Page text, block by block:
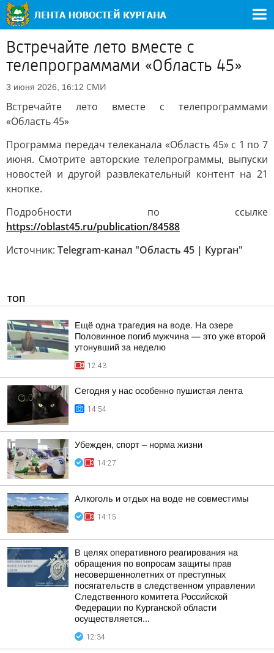
Встречайте лето вместе с
телепрограммами «Область 45»
3 июня 2026, 16:12 СМИ
Встречайте лето вместе с телепрограммами
«Область 45»
Программа передач телеканала «Область 45» с 1 по 7
июня. Смотрите авторские телепрограммы, выпуски
новостей и другой развлекательный контент на 21
кнопке.
Подробности по ссылке
https://oblast45.ru/publication/84588
Источник: Telegram-канал "Область 45 | Курган"
ТОП
Ещё одна трагедия на воде. На озере
Половинное погиб мужчина — это уже второй
утонувший за неделю
12:43
Сегодня у нас особенно пушистая лента
14:54
Убежден, спорт – норма жизни
14:27
Алкоголь и отдых на воде не совместимы
14:15
В целях оперативного реагирования на
обращения по вопросам защиты прав
несовершеннолетних от преступных
посягательств в следственном управлении
Следственного комитета Российской
Федерации по Курганской области
осуществляется...
12:34